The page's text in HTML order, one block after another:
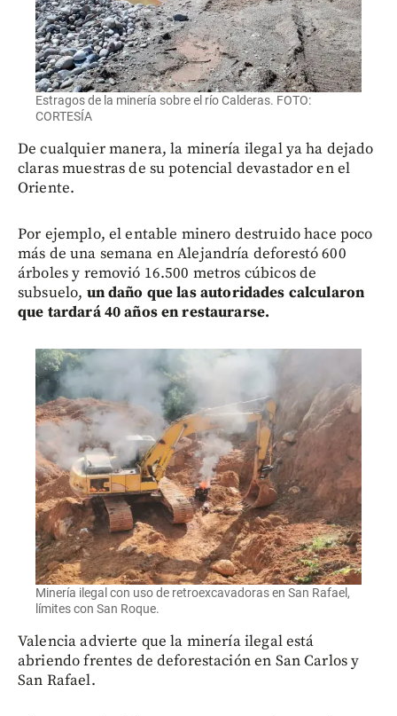
Estragos de la minería sobre el río Calderas. FOTO:
CORTESÍA
De cualquier manera, la minería ilegal ya ha dejado
claras muestras de su potencial devastador en el
Oriente.
Por ejemplo, el entable minero destruido hace poco
más de una semana en Alejandría deforestó 600
árboles y removió 16.500 metros cúbicos de
subsuelo, un daño que las autoridades calcularon
que tardará 40 años en restaurarse.
Minería ilegal con uso de retroexcavadoras en San Rafael,
límites con San Roque.
Valencia advierte que la minería ilegal está
abriendo frentes de deforestación en San Carlos y
San Rafael.